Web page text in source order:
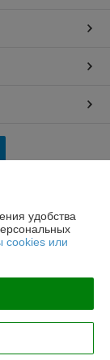
107, 220040
удобства
cookies или